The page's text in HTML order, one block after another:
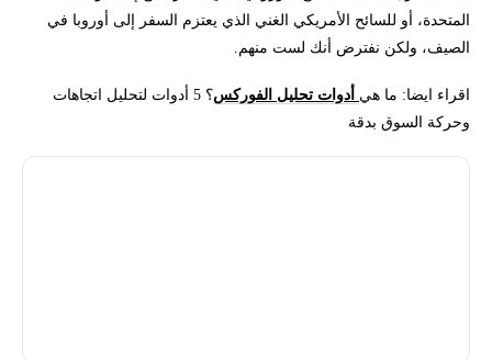
المتحدة، أو للسائح الأمريكي الغني الذي يعتزم السفر إلى أوروبا في
الصيف، ولكن نفترض أنك لست منهم.
اقراء ايضا: ما هي أدوات تحليل الفوركس
؟ 5 أدوات لتحليل اتجاهات
وحركة السوق بدقة